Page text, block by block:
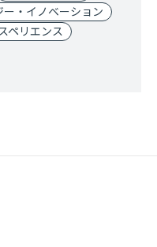
ー・イノベーション
ペリエンス